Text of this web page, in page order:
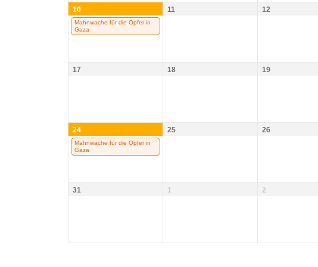
10
Mahnwache für die Opfer in
Gaza
11 12
17 18 19
24
Mahnwache für die Opfer in
Gaza
25 26
31 1 2